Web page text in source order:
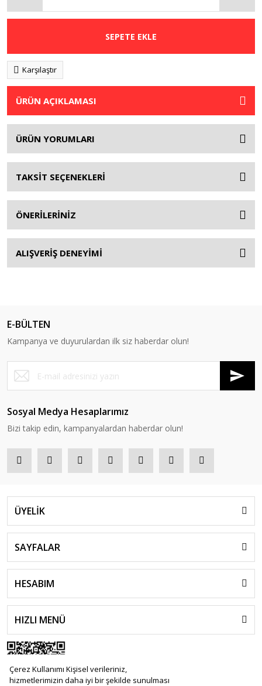
Çerez Kullanımı Kişisel verileriniz,
hizmetlerimizin daha iyi bir şekilde sunulması
SEPETE EKLE
Karşılaştır
ÜRÜN AÇIKLAMASI
ÜRÜN YORUMLARI
TAKSİT SEÇENEKLERİ
ÖNERİLERİNİZ
ALIŞVERİŞ DENEYİMİ
E-BÜLTEN
Kampanya ve duyurulardan ilk siz haberdar olun!
Sosyal Medya Hesaplarımız
Bizi takip edin, kampanyalardan haberdar olun!
ÜYELİK
SAYFALAR
HESABIM
HIZLI MENÜ